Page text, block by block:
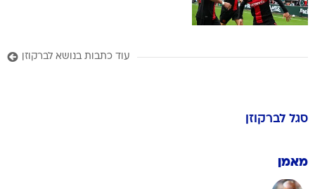
עוד כתבות בנושא לברקוזן
סגל לברקוזן
מאמן